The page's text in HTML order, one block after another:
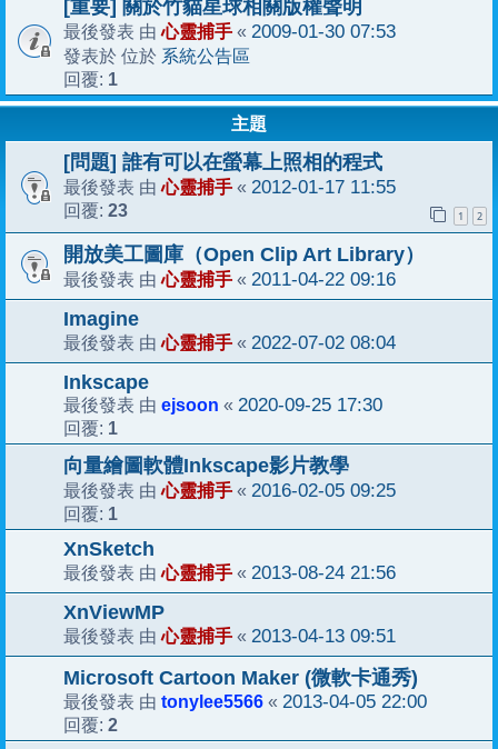
[重要] 關於竹貓星球相關版權聲明
最後發表 由心靈捕手 « 2009-01-30 07:53
發表於 位於 系統公告區
回覆: 1
主題
[問題] 誰有可以在螢幕上照相的程式
最後發表 由心靈捕手 « 2012-01-17 11:55
回覆: 23 1 2
開放美工圖庫（Open Clip Art Library）
最後發表 由心靈捕手 « 2011-04-22 09:16
Imagine
最後發表 由心靈捕手 « 2022-07-02 08:04
Inkscape
最後發表 由 ejsoon « 2020-09-25 17:30
回覆: 1
向量繪圖軟體Inkscape影片教學
最後發表 由心靈捕手 « 2016-02-05 09:25
回覆: 1
XnSketch
最後發表 由心靈捕手 « 2013-08-24 21:56
XnViewMP
最後發表 由心靈捕手 « 2013-04-13 09:51
Microsoft Cartoon Maker (微軟卡通秀)
最後發表 由 tonylee5566 « 2013-04-05 22:00
回覆: 2